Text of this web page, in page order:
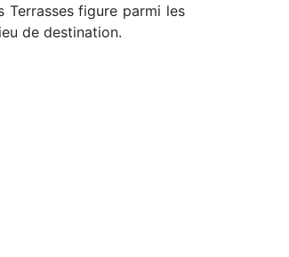
figure parmi les
de destination.